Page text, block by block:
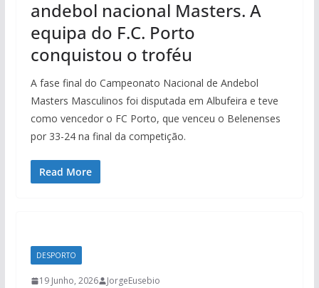
andebol nacional Masters. A
equipa do F.C. Porto
conquistou o troféu
A fase final do Campeonato Nacional de Andebol
Masters Masculinos foi disputada em Albufeira e teve
como vencedor o FC Porto, que venceu o Belenenses
por 33-24 na final da competição.
Read More
DESPORTO
19 Junho, 2026
JorgeEusebio